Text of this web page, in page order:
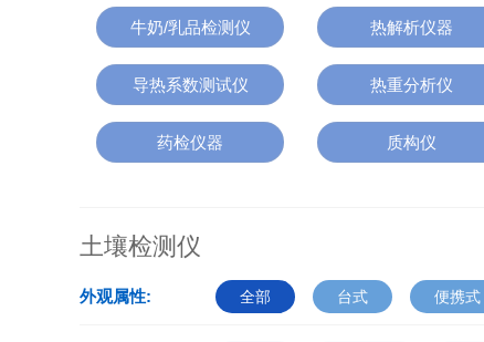
牛奶/乳品检测仪 热解析仪器
导热系数测试仪 热重分析仪
药检仪器 质构仪
土壤检测仪
外观属性: 全部 台式 便携式